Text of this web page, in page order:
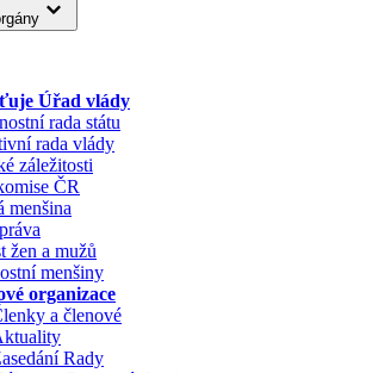
Úřad vlády
rada státu
rada vlády
záležitosti
ČR
menšina
žen a mužů
menšiny
organizace
a členové
Rady